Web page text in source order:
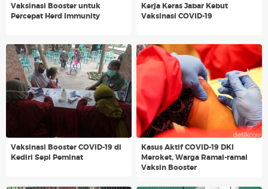
Vaksinasi Booster untuk
Percepat Herd Immunity
Kerja Keras Jabar Kebut
Vaksinasi COVID-19
Vaksinasi Booster COVID-19 di
Kediri Sepi Peminat
Kasus Aktif COVID-19 DKI
Meroket, Warga Ramai-ramai
Vaksin Booster